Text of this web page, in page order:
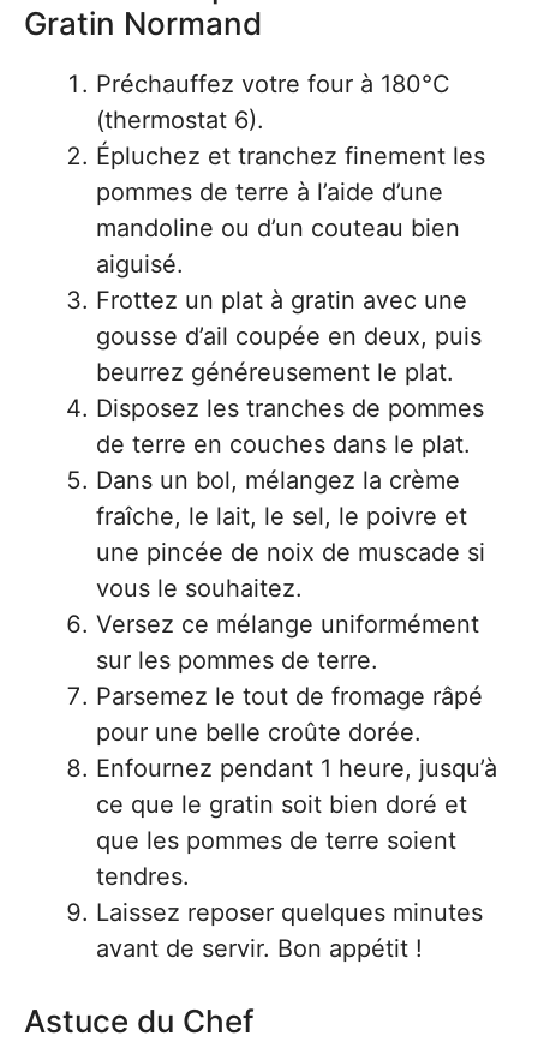
Gratin Normand
Préchauffez votre four à 180°C
(thermostat 6).
Épluchez et tranchez finement les
pommes de terre à l’aide d’une
mandoline ou d’un couteau bien
aiguisé.
Frottez un plat à gratin avec une
gousse d’ail coupée en deux, puis
beurrez généreusement le plat.
Disposez les tranches de pommes
de terre en couches dans le plat.
Dans un bol, mélangez la crème
fraîche, le lait, le sel, le poivre et
une pincée de noix de muscade si
vous le souhaitez.
Versez ce mélange uniformément
sur les pommes de terre.
Parsemez le tout de fromage râpé
pour une belle croûte dorée.
Enfournez pendant 1 heure, jusqu’à
ce que le gratin soit bien doré et
que les pommes de terre soient
tendres.
Laissez reposer quelques minutes
avant de servir. Bon appétit !
Astuce du Chef